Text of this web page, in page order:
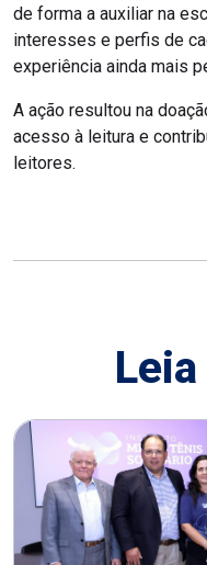
de forma a auxiliar na
interesses e perfis de
experiência ainda mais
A ação resultou na
acesso à leitura e
leitores.